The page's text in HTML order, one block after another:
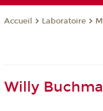
Accueil Laboratoire
Willy